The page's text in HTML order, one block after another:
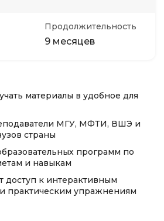
Продолжительность
9 месяцев
материалы в удобное для
МГУ, МФТИ, ВШЭ и
страны
программ по
и навыкам
доступ к интерактивным
практическим упражнениям